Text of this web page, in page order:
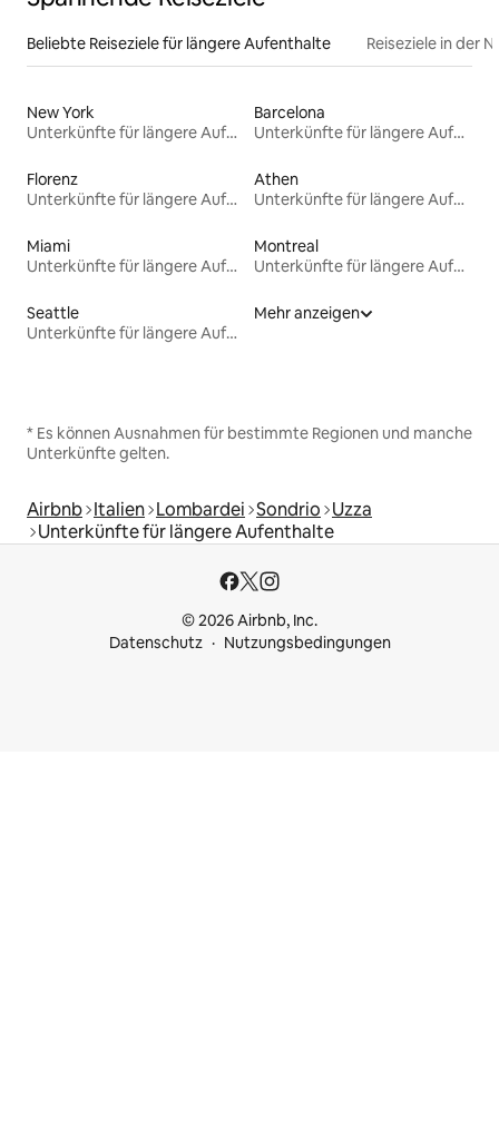
Beliebte Reiseziele für längere Aufenthalte Reiseziele in der
New York
Unterkünfte für längere Aufenthalte
Barcelona
Unterkünfte für längere Aufenthalte
Florenz
Unterkünfte für längere Aufenthalte
Athen
Unterkünfte für längere Aufenthalte
Miami
Unterkünfte für längere Aufenthalte
Montreal
Unterkünfte für längere Aufenthalte
Seattle
Unterkünfte für längere Aufenthalte
Mehr anzeigen
* Es können Ausnahmen für bestimmte Regionen und manche
Unterkünfte gelten.
Airbnb Italien Lombardei Sondrio Uzza
Unterkünfte für längere Aufenthalte
© 2026 Airbnb, Inc.
Datenschutz
Nutzungsbedingungen